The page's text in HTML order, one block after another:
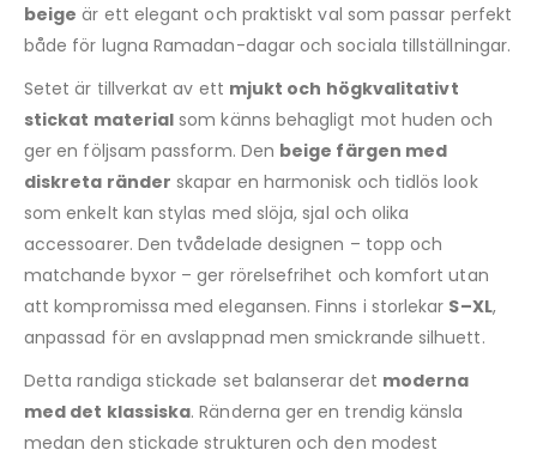
beige är ett elegant och praktiskt val som passar perfekt
både för lugna Ramadan-dagar och sociala tillställningar.
Setet är tillverkat av ett mjukt och högkvalitativt
stickat material som känns behagligt mot huden och
ger en följsam passform. Den beige färgen med
diskreta ränder skapar en harmonisk och tidlös look
som enkelt kan stylas med slöja, sjal och olika
accessoarer. Den tvådelade designen – topp och
matchande byxor – ger rörelsefrihet och komfort utan
att kompromissa med elegansen. Finns i storlekar S–XL,
anpassad för en avslappnad men smickrande silhuett.
Detta randiga stickade set balanserar det moderna
med det klassiska. Ränderna ger en trendig känsla
medan den stickade strukturen och den modest